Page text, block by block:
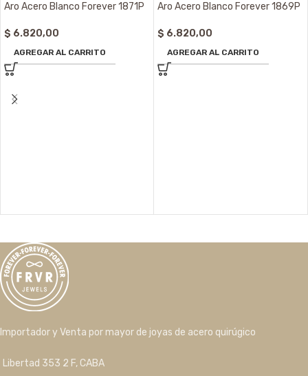
Aro Acero Blanco Forever 1871P
$ 6.820,00
AGREGAR AL CARRITO
Aro Acero Blanco Forever 1869P
$ 6.820,00
AGREGAR AL CARRITO
Importador y Venta por mayor de joyas de acero quirúgico
Libertad 353 2 F, CABA